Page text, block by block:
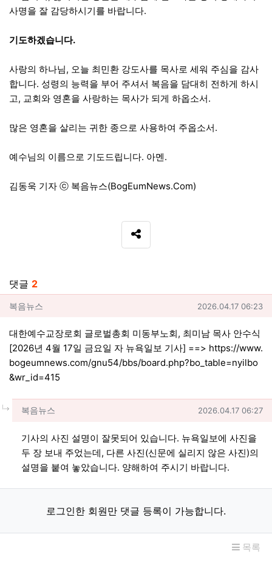
사명을 잘 감당하시기를 바랍니다.
기도하겠습니다.
사랑의 하나님, 오늘 최민환 강도사를 목사로 세워 주심을 감사
합니다. 성령의 능력을 부어 주셔서 복음을 담대히 전하게 하시
고, 교회와 영혼을 사랑하는 목사가 되게 하옵소서.
많은 영혼을 살리는 귀한 종으로 사용하여 주옵소서.
예수님의 이름으로 기도드립니다. 아멘.
김동욱 기자 ⓒ 복음뉴스(BogEumNews.Com)
SNS 공유
댓글 2
복음뉴스님의 댓글
복음뉴스 작성일
2026.04.17 06:23
대한예수교장로회 글로벌총회 미동부노회, 최미남 목사 안수식
[2026년 4월 17일 금요일 자 뉴욕일보 기사] ==> https://www.
bogeumnews.com/gnu54/bbs/board.php?bo_table=nyilbo
&wr_id=415
복음뉴스님의
복음뉴스 작성일
2026.04.17 06:27
기사의 사진 설명이 잘못되어 있습니다. 뉴욕일보에 사진을
두 장 보내 주었는데, 다른 사진(신문에 실리지 않은 사진)의
설명을 붙여 놓았습니다. 양해하여 주시기 바랍니다.
로그인한 회원만 댓글 등록이 가능합니다.
목록